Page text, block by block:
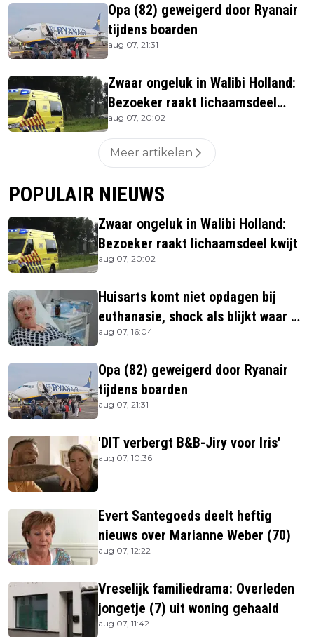
Opa (82) geweigerd door Ryanair
tijdens boarden
aug 07, 21:31
Zwaar ongeluk in Walibi Holland:
Bezoeker raakt lichaamsdeel
kwijt
aug 07, 20:02
Meer artikelen
POPULAIR NIEUWS
Zwaar ongeluk in Walibi Holland:
Bezoeker raakt lichaamsdeel kwijt
aug 07, 20:02
Huisarts komt niet opdagen bij
euthanasie, shock als blijkt waar ze
is
aug 07, 16:04
Opa (82) geweigerd door Ryanair
tijdens boarden
aug 07, 21:31
'DIT verbergt B&B-Jiry voor Iris'
aug 07, 10:36
Evert Santegoeds deelt heftig
nieuws over Marianne Weber (70)
aug 07, 12:22
Vreselijk familiedrama: Overleden
jongetje (7) uit woning gehaald
aug 07, 11:42